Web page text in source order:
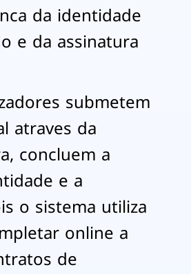
da identidade
e da assinatura
submetem
atraves da
concluem a
e a
o sistema utiliza
online a
de